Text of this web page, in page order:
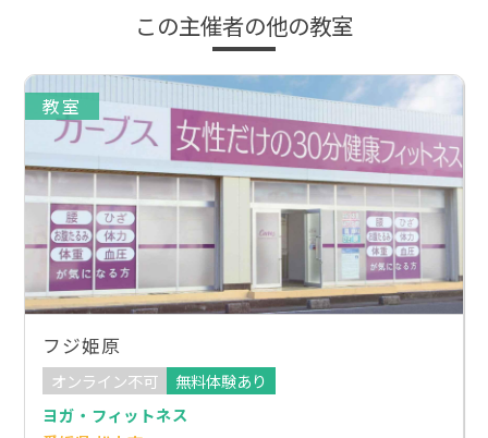
この主催者の他の教室
教室
フジ姫原
オンライン不可
無料体験あり
ヨガ・フィットネス